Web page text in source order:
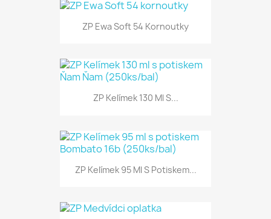
ZP Ewa Soft 54 Kornoutky
ZP Kelímek 130 Ml S...
ZP Kelímek 95 Ml S Potiskem...